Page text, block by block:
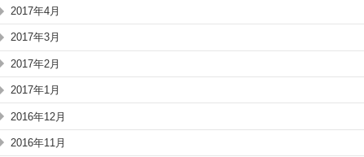
2017年4月
2017年3月
2017年2月
2017年1月
2016年12月
2016年11月